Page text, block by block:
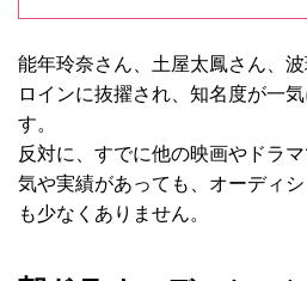
能年玲奈さん、土屋太鳳さん、
ロインに抜擢され、知名度が一
す。
反対に、すでに他の映画やドラ
気や実績があっても、オーディ
も少なくありません。